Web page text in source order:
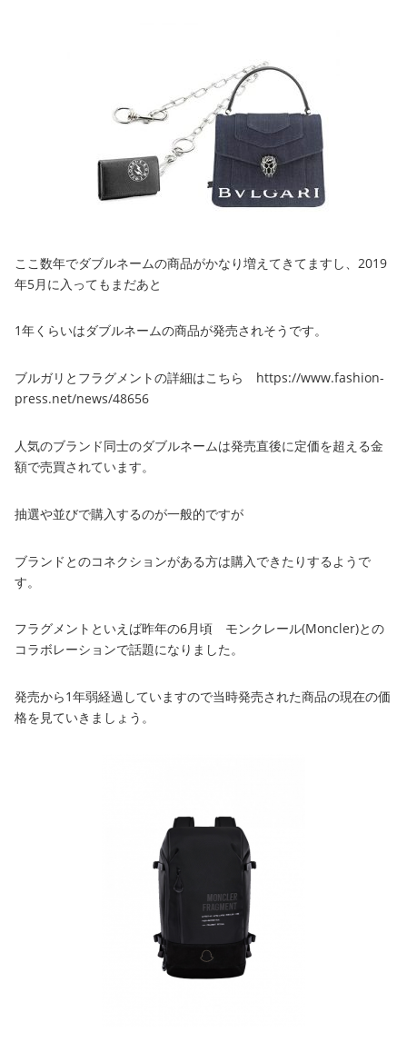
ここ数年でダブルネームの商品がかなり増えてきてますし、2019
年5月に入ってもまだあと
1年くらいはダブルネームの商品が発売されそうです。
ブルガリとフラグメントの詳細はこちら https://www.fashion-
press.net/news/48656
人気のブランド同士のダブルネームは発売直後に定価を超える金
額で売買されています。
抽選や並びで購入するのが一般的ですが
ブランドとのコネクションがある方は購入できたりするようで
す。
フラグメントといえば昨年の6月頃 モンクレール(Moncler)との
コラボレーションで話題になりました。
発売から1年弱経過していますので当時発売された商品の現在の価
格を見ていきましょう。